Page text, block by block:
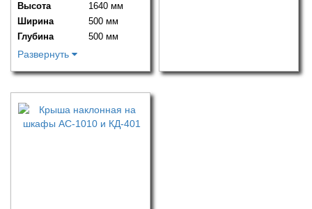
Высота
1640 мм
Ширина
500 мм
Глубина
500 мм
Развернуть